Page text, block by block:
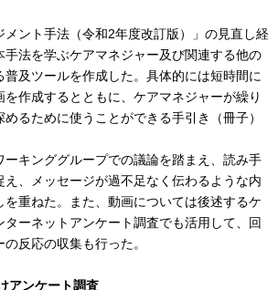
ント手法（令和2年度改訂版）」の見直し経
手法を学ぶケアマネジャー及び関連する他の
及ツールを作成した。具体的には短時間に
作成するとともに、ケアマネジャーが繰り
るために使うことができる手引き（冊子）
キンググループでの議論を踏まえ、読み手
、メッセージが過不足なく伝わるような内
重ねた。また、動画については後述するケ
ターネットアンケート調査でも活用して、回
反応の収集も行った。
アンケート調査